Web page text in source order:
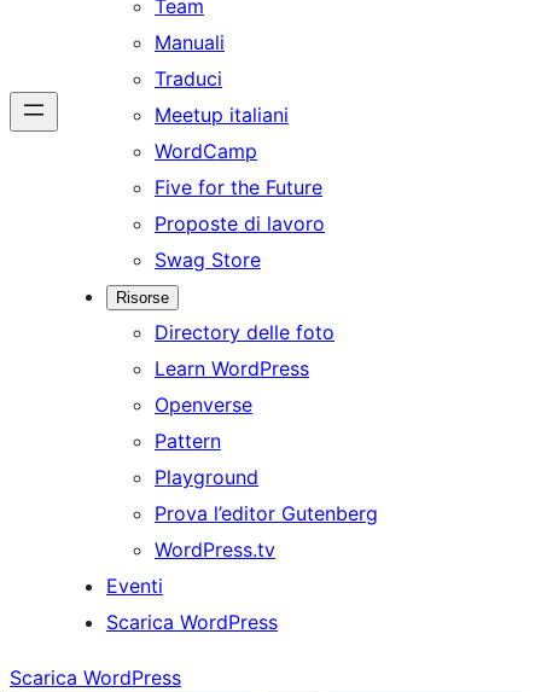
Team
Manuali
Traduci
Meetup italiani
WordCamp
Five for the Future
Proposte di lavoro
Swag Store
Risorse
Directory delle foto
Learn WordPress
Openverse
Pattern
Playground
Prova l’editor Gutenberg
WordPress.tv
Eventi
Scarica WordPress
Scarica WordPress